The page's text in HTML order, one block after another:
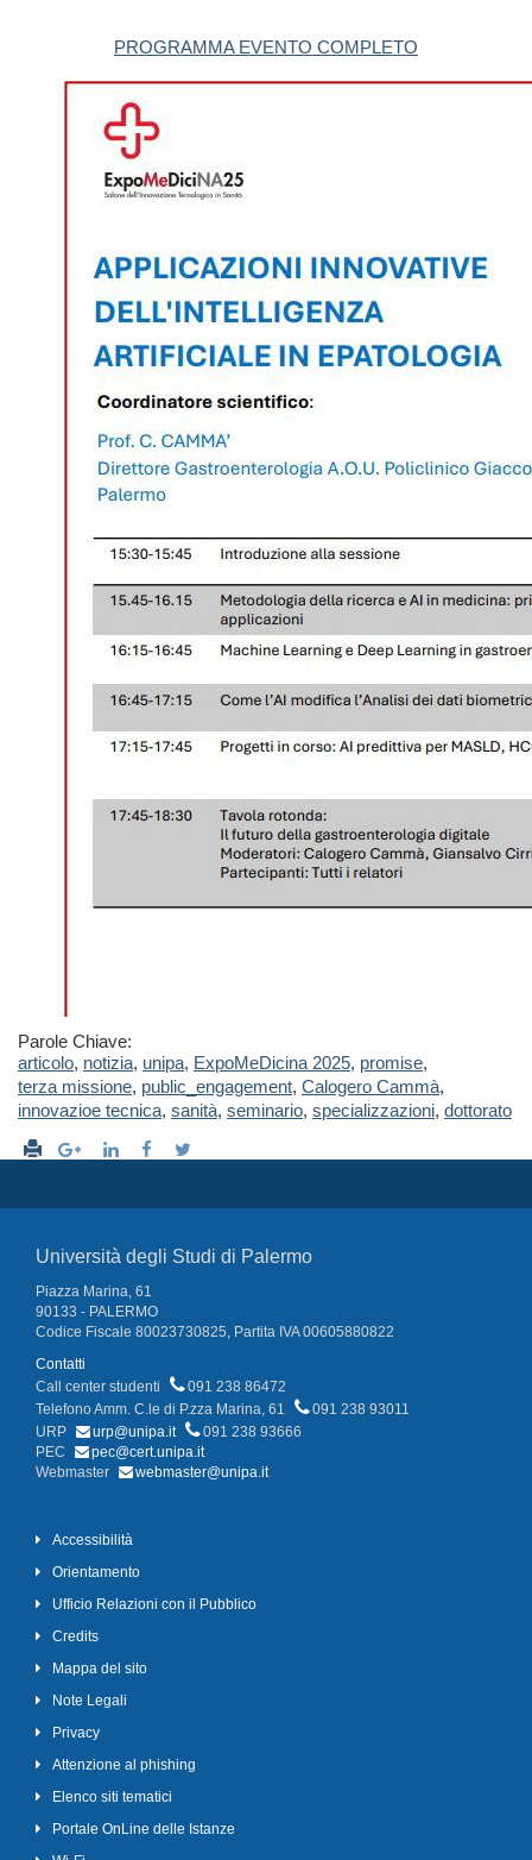
PROGRAMMA EVENTO COMPLETO
Parole Chiave:
articolo, notizia, unipa, ExpoMeDicina 2025, promise,
terza missione, public_engagement, Calogero Cammà,
innovazioe tecnica, sanità, seminario, specializzazioni, dottorato
Università degli Studi di Palermo
Piazza Marina, 61
90133 - PALERMO
Codice Fiscale 80023730825, Partita IVA 00605880822
Contatti
Call center studenti
091 238 86472
Telefono Amm. C.le di P.zza Marina, 61
091 238 93011
URP
urp@unipa.it
091 238 93666
PEC
pec@cert.unipa.it
Webmaster
webmaster@unipa.it
Accessibilità
Orientamento
Ufficio Relazioni con il Pubblico
Credits
Mappa del sito
Note Legali
Privacy
Attenzione al phishing
Elenco siti tematici
Portale OnLine delle Istanze